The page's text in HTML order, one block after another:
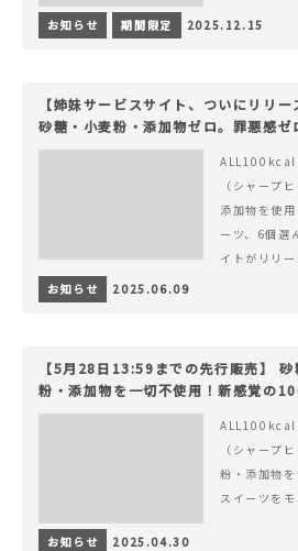
お知らせ 期間限定 2025.12.15
【姉妹サービスサイト、ついにリリ
砂糖・小麦粉・添加物ゼロ。罪悪感
ツ”『#100（シャープ100）』
ALL100kcal
（シャープ
添加物を使
ーツ、6個選
イトがリリー
お知らせ
2025.06.09
【5月28日13:59までの先行販売】
粉・添加物を一切不使用！新感覚の
ツでヘルシーライフを。
ALL100kcal
（シャープ
粉・添加物
スイーツを
お知らせ 2025.04.30